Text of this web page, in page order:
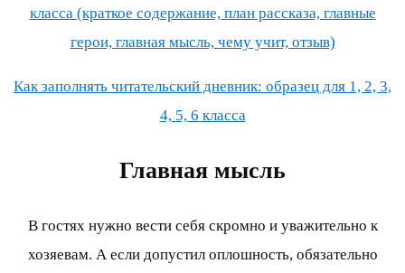
класса (краткое содержание, план рассказа, главные
герои, главная мысль, чему учит, отзыв)
Как заполнять читательский дневник: образец для 1, 2, 3,
4, 5, 6 класса
Главная мысль
В гостях нужно вести себя скромно и уважительно к
хозяевам. А если допустил оплошность, обязательно